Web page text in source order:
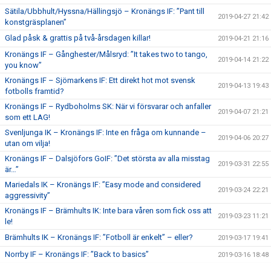
Sätila/Ubbhult/Hyssna/Hällingsjö – Kronängs IF: ”Pant till
konstgräsplanen”
2019-04-27 21:42
Glad påsk & grattis på två-årsdagen killar! 2019-04-21 21:16
Kronängs IF – Gånghester/Målsryd: ”It takes two to tango,
you know”
2019-04-14 21:22
Kronängs IF – Sjömarkens IF: Ett direkt hot mot svensk
fotbolls framtid?
2019-04-13 19:43
Kronängs IF – Rydboholms SK: När vi försvarar och anfaller
som ett LAG!
2019-04-07 21:21
Svenljunga IK – Kronängs IF: Inte en fråga om kunnande –
utan om vilja!
2019-04-06 20:27
Kronängs IF – Dalsjöfors GoIF: ”Det största av alla misstag
är…”
2019-03-31 22:55
Mariedals IK – Kronängs IF: ”Easy mode and considered
aggressivity”
2019-03-24 22:21
Kronängs IF – Brämhults IK: Inte bara våren som fick oss att
le!
2019-03-23 11:21
Brämhults IK – Kronängs IF: ”Fotboll är enkelt” – eller? 2019-03-17 19:41
Norrby IF – Kronängs IF: ”Back to basics” 2019-03-16 18:48